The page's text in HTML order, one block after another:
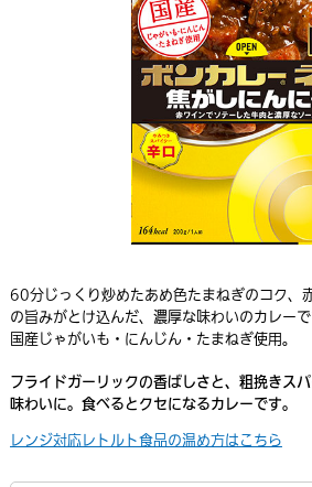
60分じっくり炒めたあめ色たまねぎのコク、
の旨みがとけ込んだ、濃厚な味わいのカレーで
国産じゃがいも・にんじん・たまねぎ使用。
フライドガーリックの香ばしさと、粗挽きス
味わいに。食べるとクセになるカレーです。
レンジ対応レトルト食品の温め方はこちら